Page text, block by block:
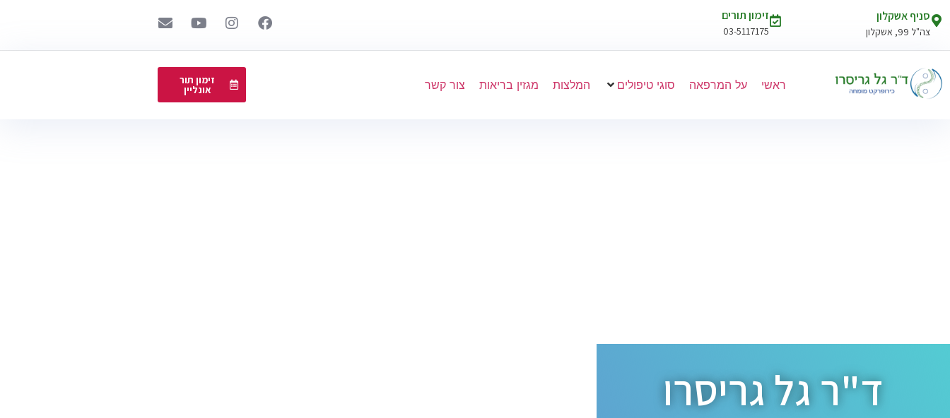
סניף אשקלון
צה"ל 99, אשקלון
זימון תורים
03-5117175
ראשי על המרפאה סוגי טיפולים המלצות מגזין בריאות צור קשר זימון תור
אונליין
ד"ר גל גריסרו